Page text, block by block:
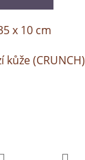
x 10 cm
(CRUNCH)